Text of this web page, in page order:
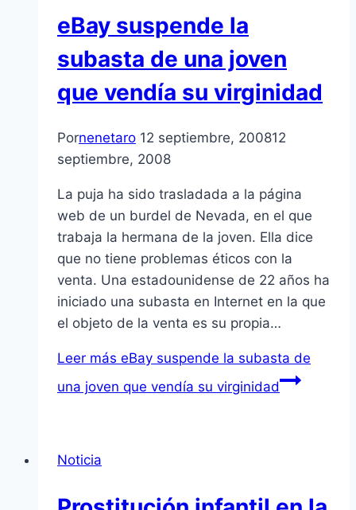
eBay suspende la
subasta de una joven
que vendí­a su virginidad
Pornenetaro 12 septiembre, 200812
septiembre, 2008
La puja ha sido trasladada a la página
web de un burdel de Nevada, en el que
trabaja la hermana de la joven. Ella dice
que no tiene problemas éticos con la
venta. Una estadounidense de 22 años ha
iniciado una subasta en Internet en la que
el objeto de la venta es su propia…
Leer más eBay suspende la subasta de
una joven que vendí­a su virginidad
Noticia